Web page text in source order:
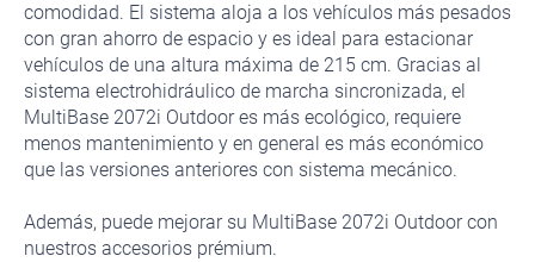
comodidad. El sistema aloja a los vehículos más pesados
con gran ahorro de espacio y es ideal para estacionar
vehículos de una altura máxima de 215 cm. Gracias al
sistema electrohidráulico de marcha sincronizada, el
MultiBase 2072i Outdoor es más ecológico, requiere
menos mantenimiento y en general es más económico
que las versiones anteriores con sistema mecánico.
Además, puede mejorar su MultiBase 2072i Outdoor con
nuestros accesorios prémium.